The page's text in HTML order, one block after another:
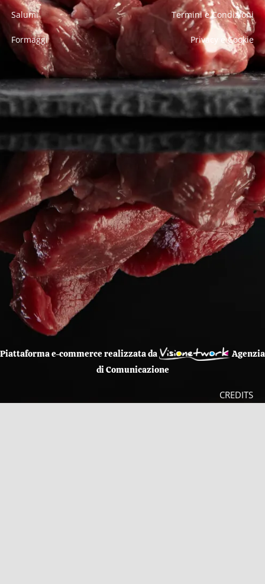
Salumi
Formaggi
Termini e Condizioni
Privacy e Cookie
Piattaforma e-commerce realizzata da
Agenzia
di Comunicazione
CREDITS